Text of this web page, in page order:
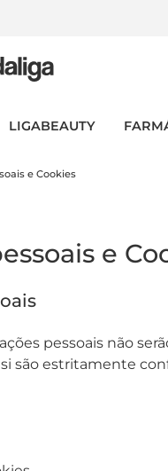
LIGABEAUTY
e Cookies
e
pessoais não
são estritamente